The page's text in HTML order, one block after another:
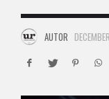
AUTOR